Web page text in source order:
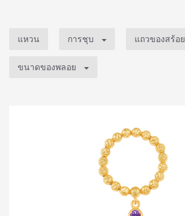
แหวน การชุบ แถวของสร้อย
ขนาดของพลอย